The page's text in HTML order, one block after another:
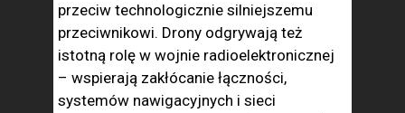
przeciw technologicznie silniejszemu
przeciwnikowi. Drony odgrywają też
istotną rolę w wojnie radioelektronicznej
– wspierają zakłócanie łączności,
systemów nawigacyjnych i sieci